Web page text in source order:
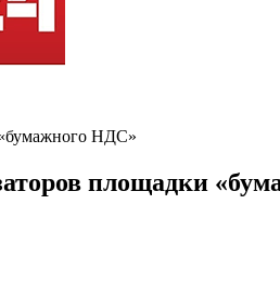
НДС»
площадки